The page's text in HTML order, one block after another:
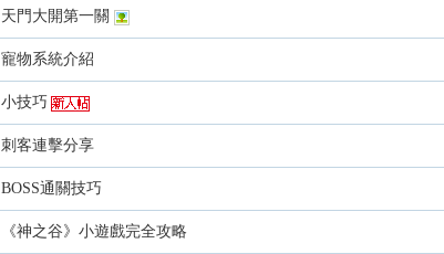
天門大開第一關
寵物系統介紹
小技巧
刺客連擊分享
BOSS通關技巧
《神之谷》小遊戲完全攻略